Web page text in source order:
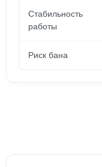
Стабильность
работы
Риск бана